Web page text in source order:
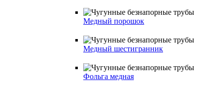
Медный порошок
Медный шестигранник
Фольга медная